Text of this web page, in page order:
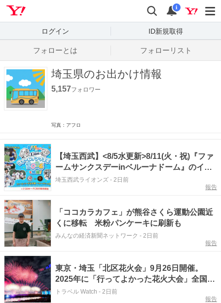
検索
通知
i
ログイン ID新規取得
フォローとは フォローリスト
埼玉県のお出かけ情報
5,157フォロワー
写真：アフロ
【埼玉西武】<8/5水更新>8/11(火・祝)『ファ
ームサンクスデーinベルーナドーム』のイベ
ント詳細が決定！
埼玉西武ライオンズ - 2日前
報告
「ココカラカフェ」が熊谷さくら運動公園近
くに移転 米粉パンケーキに刷新も
みんなの経済新聞ネットワーク - 2日前
報告
東京・埼玉「北区花火会」9月26日開催。
2025年に「行ってよかった花火大会」全国1
位を獲得
トラベル Watch - 2日前
報告